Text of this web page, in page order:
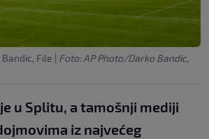
File | Foto: AP Photo/Darko Bandic,
u Splitu, a tamošnji mediji
iz najvećeg